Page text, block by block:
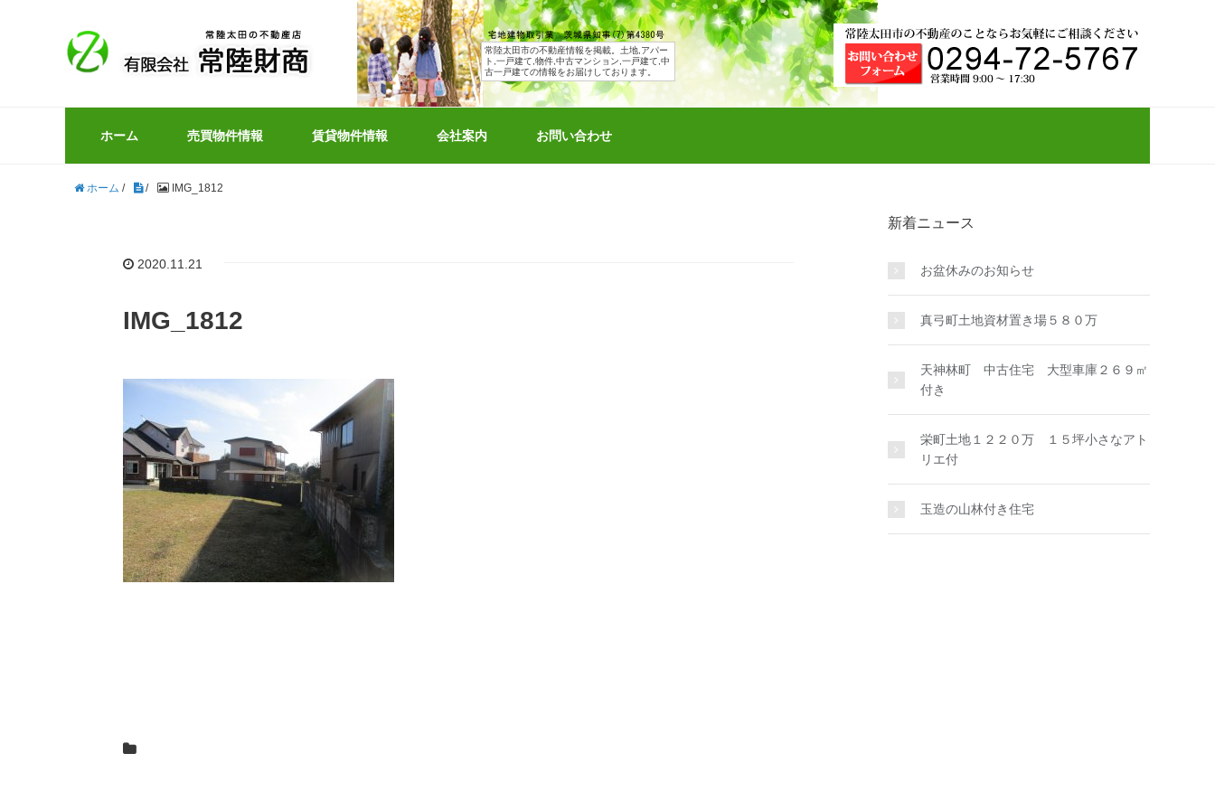
常陸太田市の不動産情報を掲載。土地,アパー
ト,一戸建て,物件,中古マンション,一戸建て,中
古一戸建ての情報をお届けしております。
ホーム 売買物件情報 賃貸物件情報 会社案内 お問い合わせ
ホーム / / IMG_1812
2020.11.21
IMG_1812
新着ニュース
お盆休みのお知らせ
真弓町土地資材置き場５８０万
天神林町 中古住宅 大型車庫２６９㎡
付き
栄町土地１２２０万 １５坪小さなアト
リエ付
玉造の山林付き住宅